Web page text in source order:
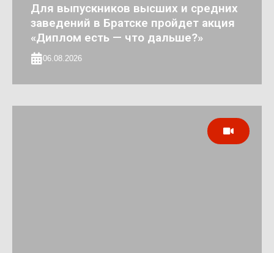
Для выпускников высших и средних
заведений в Братске пройдет акция
«Диплом есть — что дальше?»
06.08.2026